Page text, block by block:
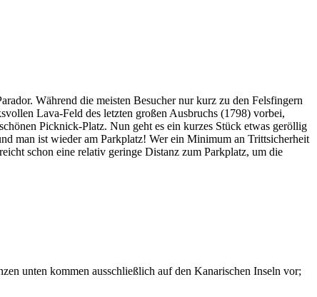
Während die meisten Besucher nur kurz zu den Felsfingern
Lava-Feld des letzten großen Ausbruchs (1798) vorbei,
Picknick-Platz. Nun geht es ein kurzes Stück etwas geröllig
man ist wieder am Parkplatz! Wer ein Minimum an Trittsicherheit
schon eine relativ geringe Distanz zum Parkplatz, um die
unten kommen ausschließlich auf den Kanarischen Inseln vor;